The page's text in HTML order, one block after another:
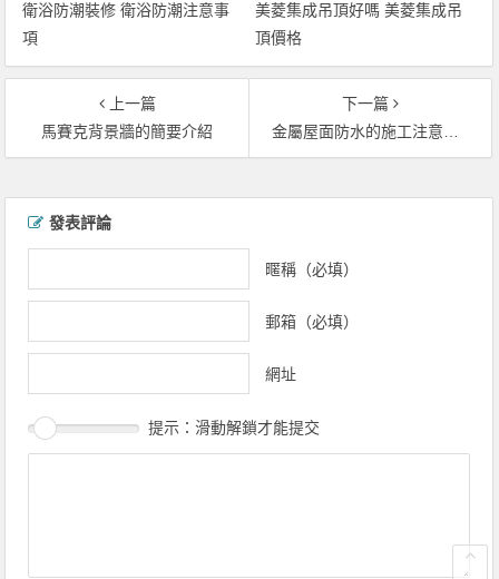
衛浴防潮裝修 衛浴防潮注意事
項
美菱集成吊頂好嗎 美菱集成吊
頂價格
上一篇
馬賽克背景牆的簡要介紹
下一篇
金屬屋面防水的施工注意事項
發表評論
暱稱（必填）
郵箱（必填）
網址
提示：滑動解鎖才能提交